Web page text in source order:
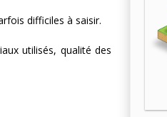
difficiles à saisir.
utilisés, qualité des